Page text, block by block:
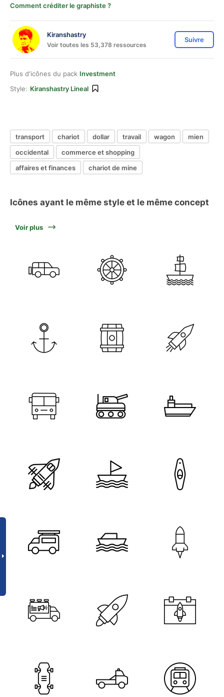
Comment créditer le graphiste ?
Kiranshastry
Voir toutes les 53,378 ressources
Suivre
Plus d'icônes du pack Investment
Style: Kiranshastry Lineal
transport chariot dollar travail wagon
mien
occidental
commerce et shopping
affaires et finances
chariot de mine
Icônes ayant le même style et le même concept
Voir plus